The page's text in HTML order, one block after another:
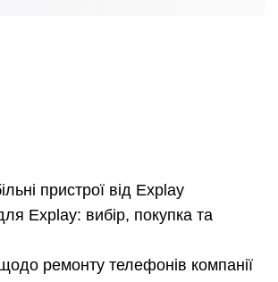
пристрої від Explay
Explay: вибір, покупка та
ремонту телефонів компанії